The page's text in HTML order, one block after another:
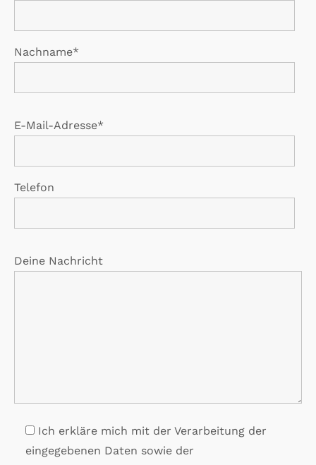
Nachname*
E-Mail-Adresse*
Telefon
Deine Nachricht
Ich erkläre mich mit der Verarbeitung der
eingegebenen Daten sowie der